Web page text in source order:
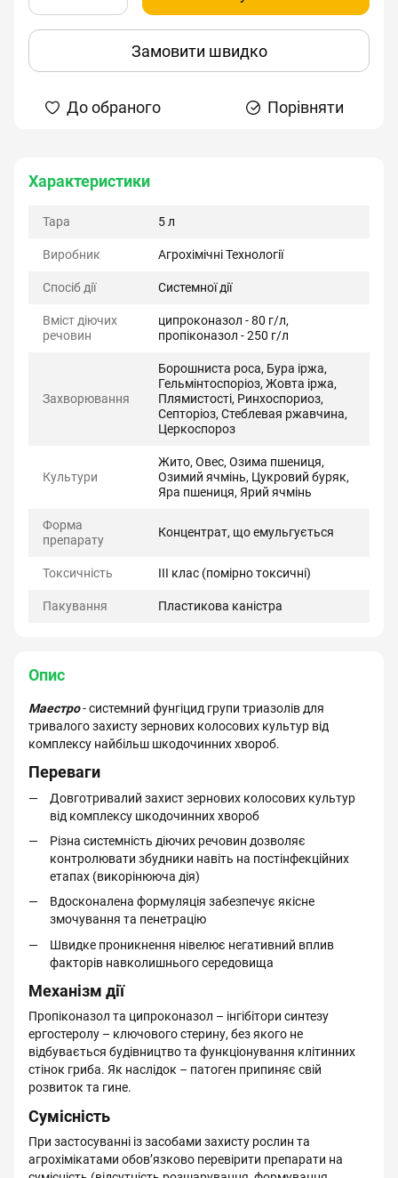
Замовити швидко
До обраного Порівняти
Характеристики
Тара 5 л
Виробник Агрохімічні Технології
Спосіб дії Системної дії
Вміст діючих
речовин
ципроконазол - 80 г/л,
пропіконазол - 250 г/л
Захворювання
Борошниста роса, Бура іржа,
Гельмінтоспоріоз, Жовта іржа,
Плямистості, Ринхоспориоз,
Септоріоз, Стеблевая ржавчина,
Церкоспороз
Культури
Жито, Овес, Озима пшениця,
Озимий ячмінь, Цукровий буряк,
Яра пшениця, Ярий ячмінь
Форма
препарату
Концентрат, що емульгується
Токсичність ІІІ клас (помірно токсичні)
Пакування Пластикова каністра
Опис
Маестро- системний фунгіцид групи триазолів для
тривалого захисту зернових колосових культур від
комплексу найбільш шкодочинних хвороб.
Переваги
Довготривалий захист зернових колосових культур
від комплексу шкодочинних хвороб
Різна системність діючих речовин дозволяє
контролювати збудники навіть на постінфекційних
етапах (викорінююча дія)
Вдосконалена формуляція забезпечує якісне
змочування та пенетрацію
Швидке проникнення нівелює негативний вплив
факторів навколишнього середовища
Механізм дії
Пропіконазол та ципроконазол – інгібітори синтезу
ергостеролу – ключового стерину, без якого не
відбувається будівництво та функціонування клітинних
стінок гриба. Як наслідок – патоген припиняє свій
розвиток та гине.
Сумісність
При застосуванні із засобами захисту рослин та
агрохімікатами обов’язково перевірити препарати на